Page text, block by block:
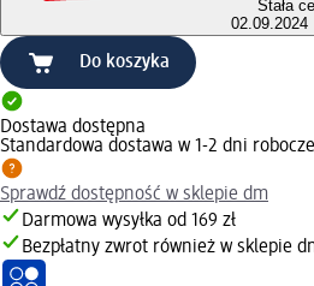
Stała
02.09.2024
Do koszyka
Dostawa dostępna
Standardowa dostawa w 1-2 dni
Sprawdź dostępność w sklepie dm
Darmowa wysyłka od 169 zł
Bezpłatny zwrot również w sklepie